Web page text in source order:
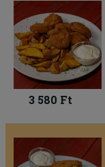
3 580 Ft